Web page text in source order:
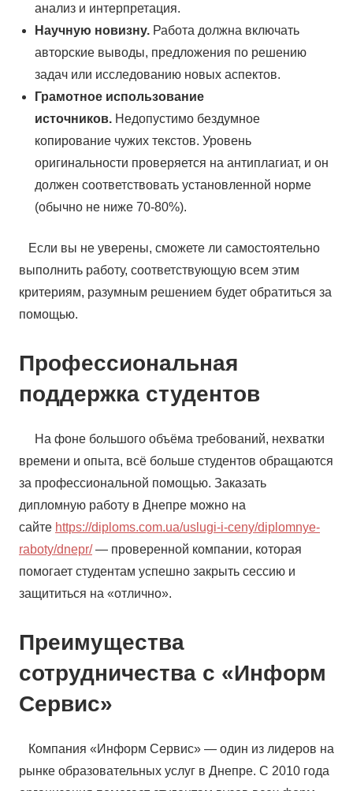
анализ и интерпретация.
Научную новизну. Работа должна включать
авторские выводы, предложения по решению
задач или исследованию новых аспектов.
Грамотное использование
источников. Недопустимо бездумное
копирование чужих текстов. Уровень
оригинальности проверяется на антиплагиат, и он
должен соответствовать установленной норме
(обычно не ниже 70-80%).
Если вы не уверены, сможете ли самостоятельно
выполнить работу, соответствующую всем этим
критериям, разумным решением будет обратиться за
помощью.
Профессиональная
поддержка студентов
На фоне большого объёма требований, нехватки
времени и опыта, всё больше студентов обращаются
за профессиональной помощью. Заказать
дипломную работу в Днепре можно на
сайте https://diploms.com.ua/uslugi-i-ceny/diplomnye-
raboty/dnepr/— проверенной компании, которая
помогает студентам успешно закрыть сессию и
защититься на «отлично».
Преимущества
сотрудничества с «Информ
Сервис»
Компания «Информ Сервис» — один из лидеров на
рынке образовательных услуг в Днепре. С 2010 года